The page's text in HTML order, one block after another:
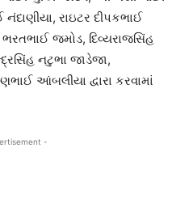
રાઇટર દીપકભાઈ
ભરતભાઈ જમોડ, દિવ્યરાજસિંહ
નટુભા જાડેજા,
આંબલીયા દ્વારા કરવામાં
-